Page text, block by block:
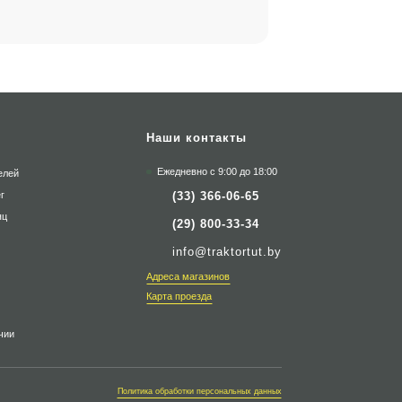
Наши контакты
Ежедневно с 9:00 до 18:00
(33) 366-06-65
(29) 800-33-34
info@traktortut.by
Адреса магазинов
Карта проезда
Политика обработки персональных данных